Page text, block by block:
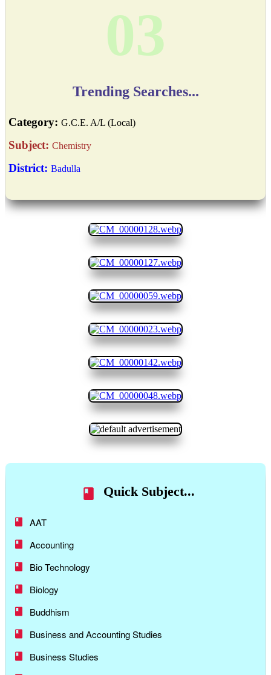
03
Trending Searches...
Category: G.C.E. A/L (Local)
Subject: Chemistry
District: Badulla
Quick Subject...
AAT
Accounting
Bio Technology
Biology
Buddhism
Business and Accounting Studies
Business Studies